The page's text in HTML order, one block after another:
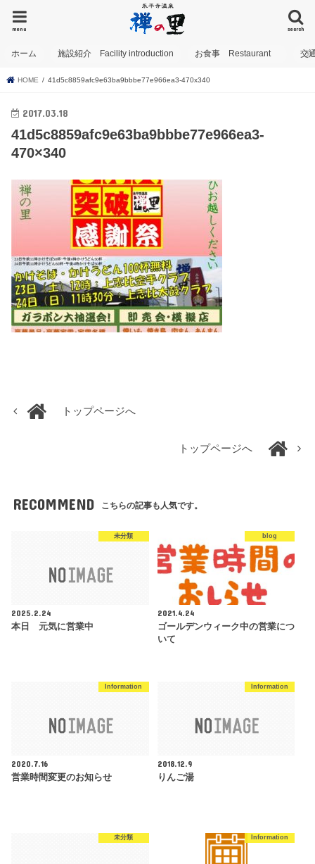
search
menu
ホーム 施設紹介 Facility introduction お食事 Restaurant 交
HOME 41d5c8859afc9e63ba9bbbe77e966ea3-470x340
2017.03.18
41d5c8859afc9e63ba9bbbe77e966ea3-
470×340
トップページへ
トップページへ
RECOMMEND こちらの記事も人気です。
未分類
2025.2.24
本日 元気に営業中
blog
2021.4.24
ゴールデンウィーク中の営業につ
いて
Information
2020.7.16
営業時間変更のお知らせ
Information
2018.12.9
りんご湯
未分類 Information